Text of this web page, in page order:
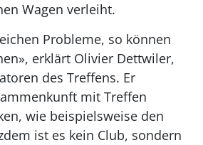
Wagen verleiht.
Probleme, so können
erklärt Olivier Dettwiler,
des Treffens. Er
mit Treffen
wie beispielsweise den
ist es kein Club, sondern